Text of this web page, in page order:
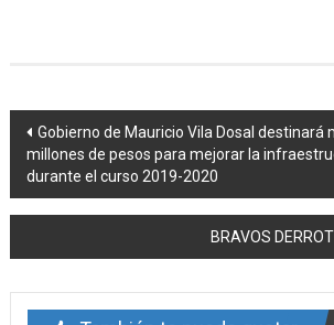
Navegación
de
entrada
Gobierno de Mauricio Vila Dosal destinará
millones de pesos para mejorar la
durante el curso 2019-2020
BRAVOS